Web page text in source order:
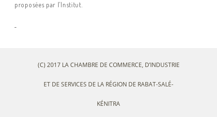
proposées par l’Institut.
(C) 2017 LA CHAMBRE DE COMMERCE, D’INDUSTRIE
ET DE SERVICES DE LA RÉGION DE RABAT-SALÉ-
KÉNITRA